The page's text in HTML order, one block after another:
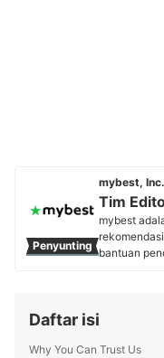
Penyunting
mybest, Inc.
Tim
mybest
bantuan
Profil Tim
Daftar isi
Why You Can Trust Us